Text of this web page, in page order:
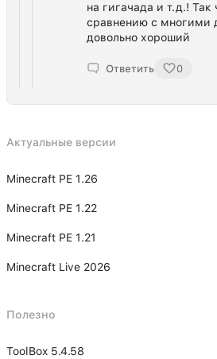
на гигачада и т.д.! Так
сравнению с многими
довольно хороший
Ответить 0
Актуальные версии
Minecraft PE 1.26
Minecraft PE 1.22
Minecraft PE 1.21
Minecraft Live 2026
Полезно
ToolBox 5.4.58